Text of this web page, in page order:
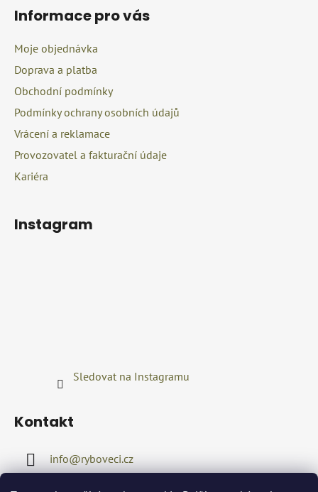
Informace pro vás
Moje objednávka
Doprava a platba
Obchodní podmínky
Podmínky ochrany osobních údajů
Vrácení a reklamace
Provozovatel a fakturační údaje
Kariéra
Instagram
Sledovat na Instagramu
Kontakt
info@ryboveci.cz